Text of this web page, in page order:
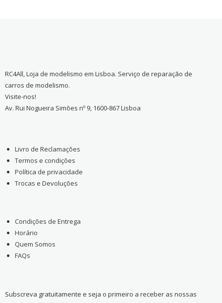
RC4All, Loja de modelismo em Lisboa. Serviço de reparação de
carros de modelismo.
Visite-nos!
Av. Rui Nogueira Simões nº 9, 1600-867 Lisboa
Livro de Reclamações
Termos e condições
Política de privacidade
Trocas e Devoluções
Condições de Entrega
Horário
Quem Somos
FAQs
Subscreva gratuitamente e seja o primeiro a receber as nossas